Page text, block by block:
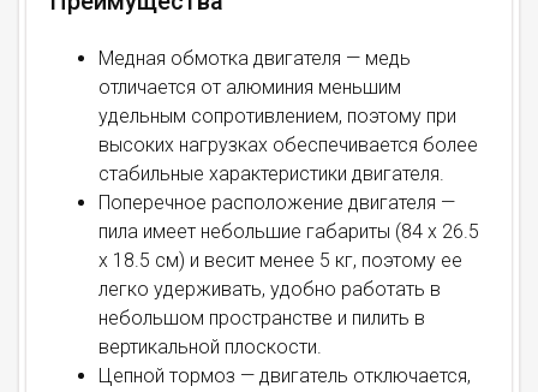
Медная обмотка двигателя — медь
отличается от алюминия меньшим
удельным сопротивлением, поэтому при
высоких нагрузках обеспечивается более
стабильные характеристики двигателя.
Поперечное расположение двигателя —
пила имеет небольшие габариты (84 х 26.5
х 18.5 см) и весит менее 5 кг, поэтому ее
легко удерживать, удобно работать в
небольшом пространстве и пилить в
вертикальной плоскости.
Цепной тормоз — двигатель отключается,